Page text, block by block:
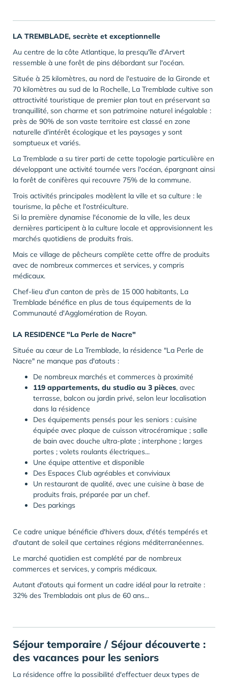
LA TREMBLADE, secrète et exceptionnelle
Au centre de la côte Atlantique, la presqu'île d'Arvert
ressemble à une forêt de pins débordant sur l'océan.
Située à 25 kilomètres, au nord de l'estuaire de la Gironde et
70 kilomètres au sud de la Rochelle, La Tremblade cultive son
attractivité touristique de premier plan tout en préservant sa
tranquillité, son charme et son patrimoine naturel inégalable :
près de 90% de son vaste territoire est classé en zone
naturelle d'intérêt écologique et les paysages y sont
somptueux et variés.
La Tremblade a su tirer parti de cette topologie particulière en
développant une activité tournée vers l'océan, épargnant ainsi
la forêt de conifères qui recouvre 75% de la commune.
Trois activités principales modèlent la ville et sa culture : le
tourisme, la pêche et l'ostréiculture.
Si la première dynamise l'économie de la ville, les deux
dernières participent à la culture locale et approvisionnent les
marchés quotidiens de produits frais.
Mais ce village de pêcheurs complète cette offre de produits
avec de nombreux commerces et services, y compris
médicaux.
Chef-lieu d'un canton de près de 15 000 habitants, La
Tremblade bénéfice en plus de tous équipements de la
Communauté d'Agglomération de Royan.
LA RESIDENCE "La Perle de Nacre"
Située au cœur de La Tremblade, la résidence "La Perle de
Nacre" ne manque pas d'atouts :
De nombreux marchés et commerces à proximité
119 appartements, du studio au 3 pièces, avec
terrasse, balcon ou jardin privé, selon leur localisation
dans la résidence
Des équipements pensés pour les seniors : cuisine
équipée avec plaque de cuisson vitrocéramique ; salle
de bain avec douche ultra-plate ; interphone ; larges
portes ; volets roulants électriques...
Une équipe attentive et disponible
Des Espaces Club agréables et conviviaux
Un restaurant de qualité, avec une cuisine à base de
produits frais, préparée par un chef.
Des parkings
Ce cadre unique bénéficie d'hivers doux, d'étés tempérés et
d'autant de soleil que certaines régions méditerranéennes.
Le marché quotidien est complété par de nombreux
commerces et services, y compris médicaux.
Autant d'atouts qui forment un cadre idéal pour la retraite :
32% des Trembladais ont plus de 60 ans...
Séjour temporaire / Séjour découverte :
des vacances pour les seniors
La résidence offre la possibilité d'effectuer deux types de